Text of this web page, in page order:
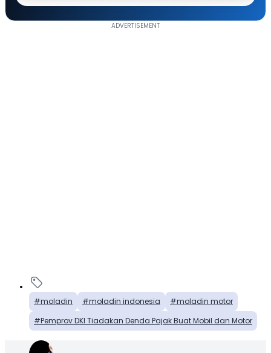
moladin moladin indonesia
moladin motor
Pemprov DKI Tiadakan Denda Pajak Buat Mobil dan Motor